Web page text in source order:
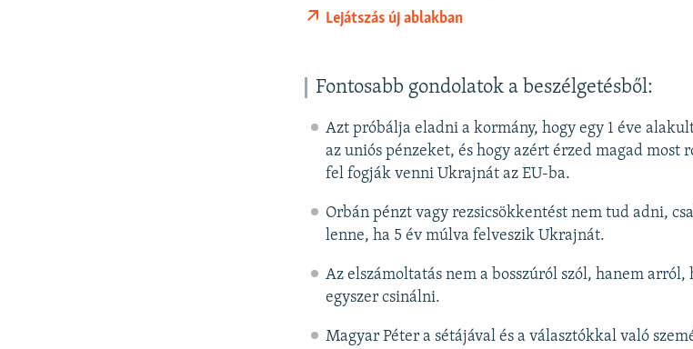
Lejátszás új ablakban
Fontosabb gondolatok a beszélgetésből:
Azt próbálja eladni a kormány, hogy egy 1 éve
az uniós pénzeket, és hogy azért érzed magad most
fel fogják venni Ukrajnát az EU-ba.
Orbán pénzt vagy rezsicsökkentést nem tud adni,
lenne, ha 5 év múlva felveszik Ukrajnát.
Az elszámoltatás nem a bosszúról szól, hanem
egyszer csinálni.
Magyar Péter a sétájával és a választókkal való